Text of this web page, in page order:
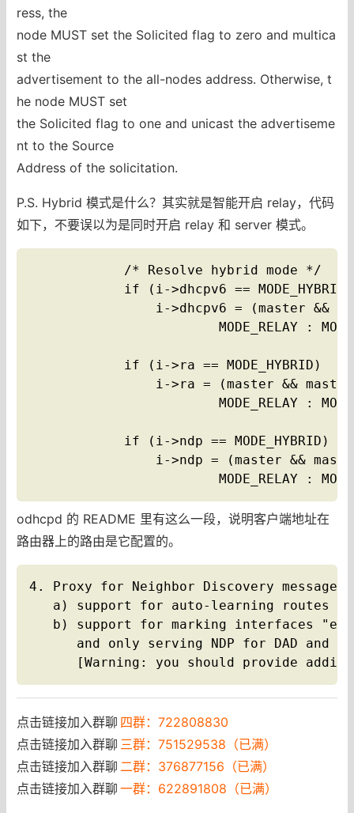
ress, the
node MUST set the Solicited flag to zero and multica
st the
advertisement to the all-nodes address. Otherwise, t
he node MUST set
the Solicited flag to one and unicast the advertiseme
nt to the Source
Address of the solicitation.
P.S. Hybrid 模式是什么？其实就是智能开启 relay，代码
如下，不要误以为是同时开启 relay 和 server 模式。
/* Resolve hybrid mode */
if (i->dhcpv6 == MODE_HYBRID)
i->dhcpv6 = (master && master-
MODE_RELAY :
if (i->ra == MODE_HYBRID)
i->ra = (master && master->ra
MODE_RELAY :
if (i->ndp == MODE_HYBRID)
i->ndp = (master && master->ndp
MODE_RELAY :
odhcpd 的 README 里有这么一段，说明客户端地址在
路由器上的路由是它配置的。
4. Proxy for Neighbor Discovery
a) support for auto-learning routes
b) support for marking interfaces
and only serving NDP for DAD and
[Warning: you should provide
点击链接加入群聊 四群：722808830
点击链接加入群聊 三群：751529538（已满）
点击链接加入群聊 二群：376877156（已满）
点击链接加入群聊 一群：622891808（已满）